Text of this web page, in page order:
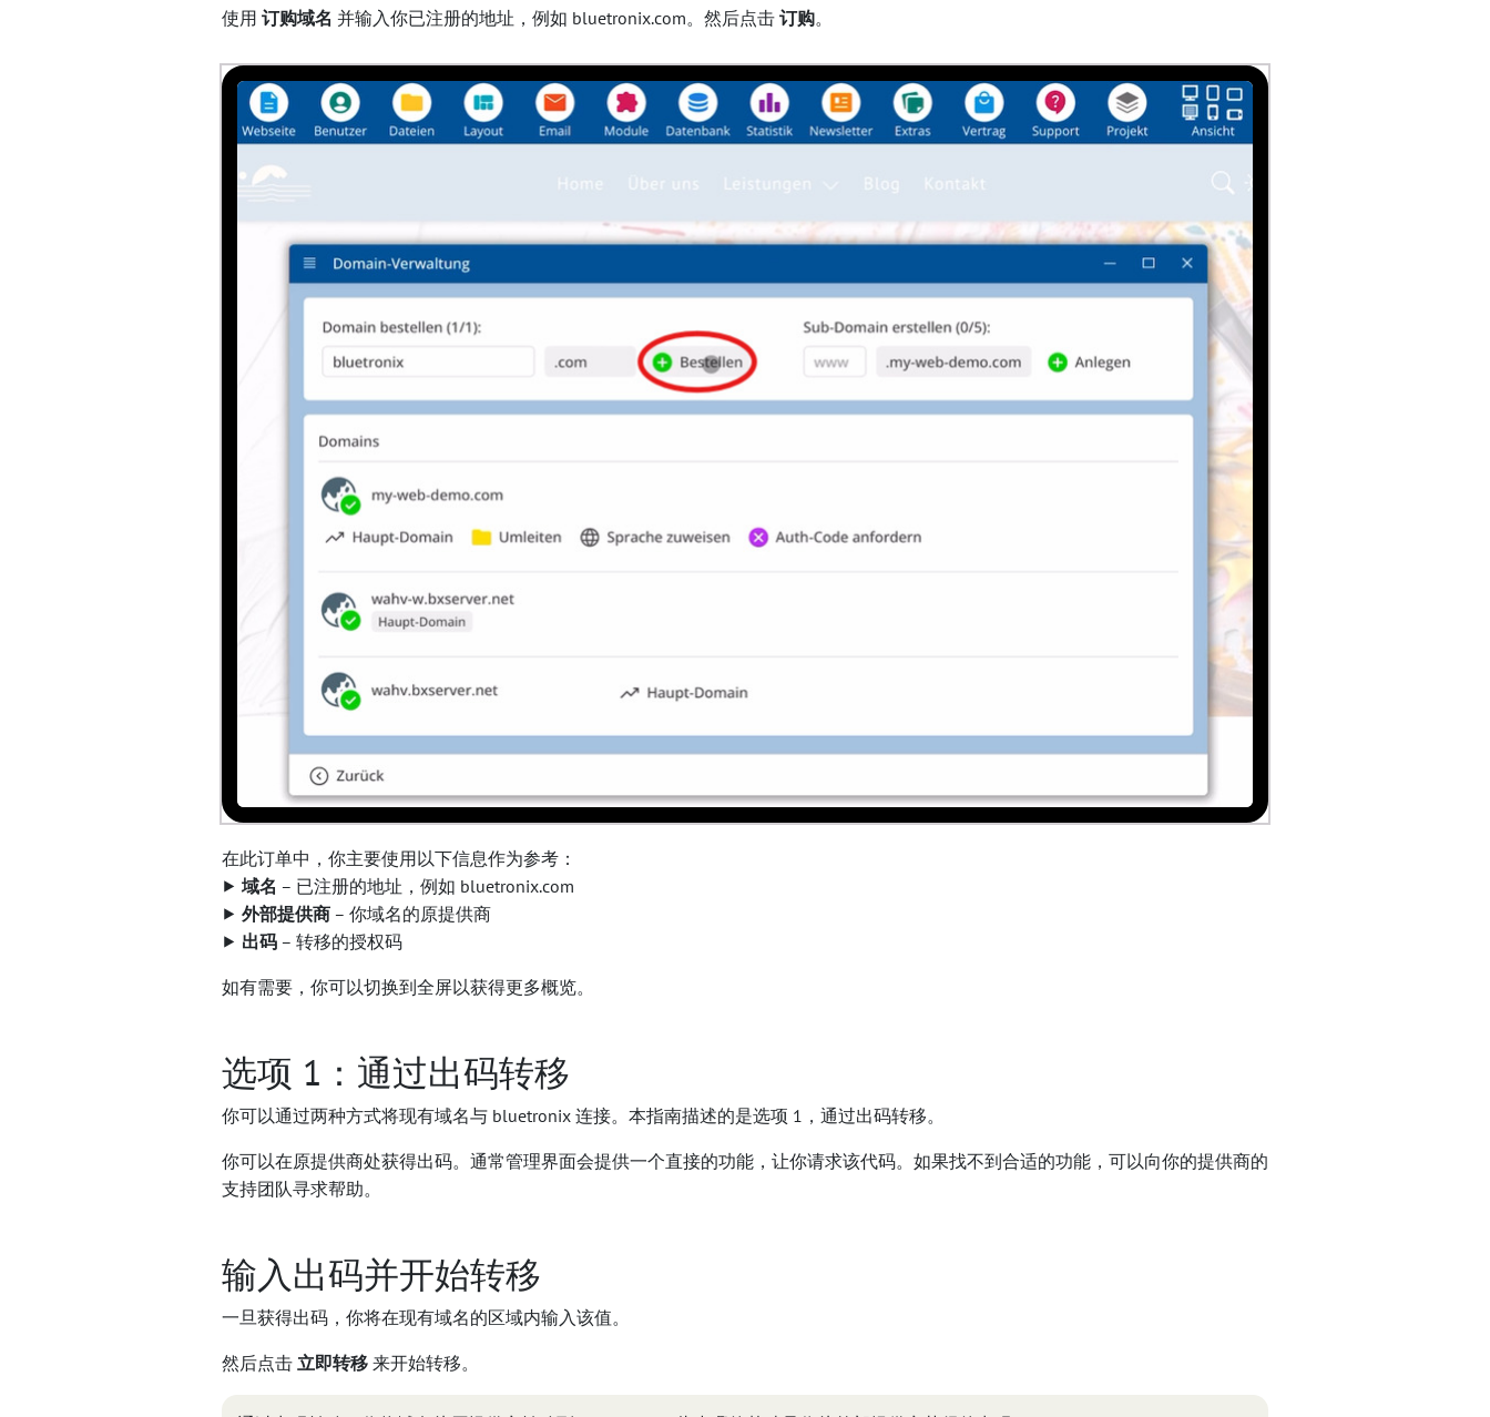
使用 订购域名 并输入你已注册的地址，例如 bluetronix.com。然后点击 订购。
在此订单中，你主要使用以下信息作为参考：
⯈ 域名 – 已注册的地址，例如 bluetronix.com
⯈ 外部提供商 – 你域名的原提供商
⯈ 出码 – 转移的授权码
如有需要，你可以切换到全屏以获得更多概览。
选项 1：通过出码转移
你可以通过两种方式将现有域名与 bluetronix 连接。本指南描述的是选项 1，通过出码转移。
你可以在原提供商处获得出码。通常管理界面会提供一个直接的功能，让你请求该代码。如果找不到合适的功能，可以向你的提供商的
支持团队寻求帮助。
输入出码并开始转移
一旦获得出码，你将在现有域名的区域内输入该值。
然后点击 立即转移 来开始转移。